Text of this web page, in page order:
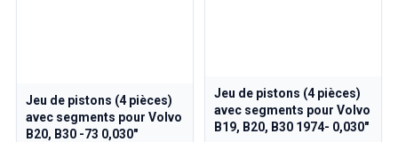
Jeu de pistons (4 pièces)
avec segments pour Volvo
B20, B30 -73 0,030"
Jeu de pistons (4 pièces)
avec segments pour Volvo
B19, B20, B30 1974- 0,030"